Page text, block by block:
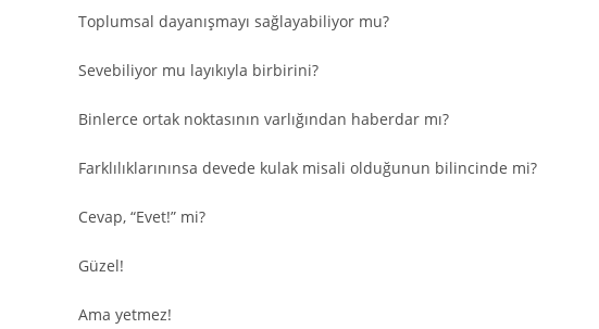
Toplumsal dayanışmayı sağlayabiliyor mu?
Sevebiliyor mu layıkıyla birbirini?
Binlerce ortak noktasının varlığından haberdar mı?
Farklılıklarınınsa devede kulak misali olduğunun bilincinde mi?
Cevap, “Evet!” mi?
Güzel!
Ama yetmez!